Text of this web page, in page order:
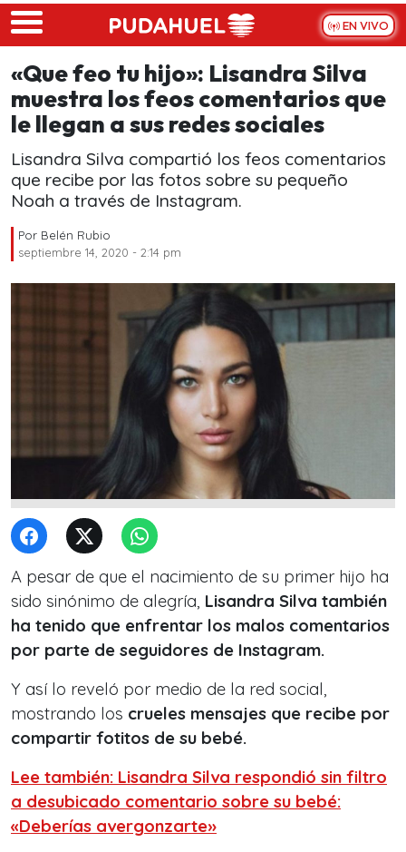
Skip to main content
EN VIVO
«Que feo tu hijo»: Lisandra Silva
muestra los feos comentarios que
le llegan a sus redes sociales
Lisandra Silva compartió los feos comentarios
que recibe por las fotos sobre su pequeño
Noah a través de Instagram.
Por Belén Rubio
septiembre 14, 2020 - 2:14 pm
A pesar de que el nacimiento de su primer hijo ha
sido sinónimo de alegría, Lisandra Silva también
ha tenido que enfrentar los malos comentarios
por parte de seguidores de Instagram.
Y así lo reveló por medio de la red social,
mostrando los crueles mensajes que recibe por
compartir fotitos de su bebé.
Lee también: Lisandra Silva respondió sin filtro
a desubicado comentario sobre su bebé:
«Deberías avergonzarte»